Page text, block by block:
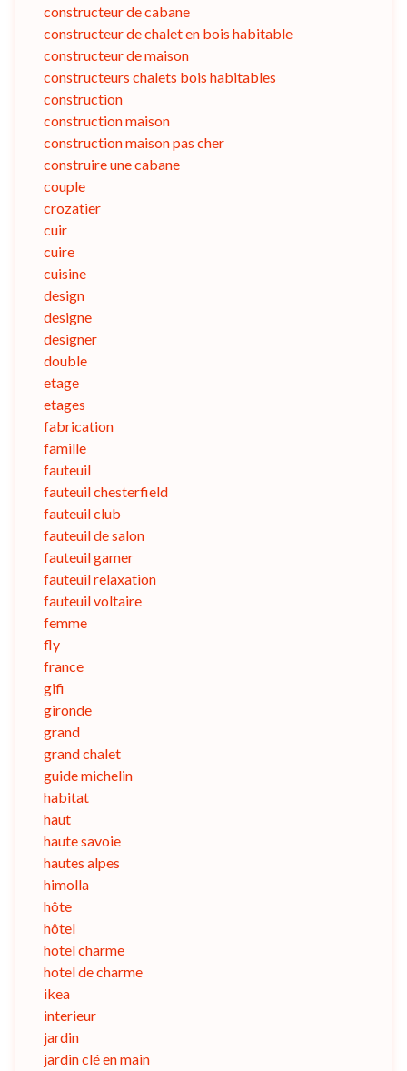
constructeur de cabane
constructeur de chalet en bois habitable
constructeur de maison
constructeurs chalets bois habitables
construction
construction maison
construction maison pas cher
construire une cabane
couple
crozatier
cuir
cuire
cuisine
design
designe
designer
double
etage
etages
fabrication
famille
fauteuil
fauteuil chesterfield
fauteuil club
fauteuil de salon
fauteuil gamer
fauteuil relaxation
fauteuil voltaire
femme
fly
france
gifi
gironde
grand
grand chalet
guide michelin
habitat
haut
haute savoie
hautes alpes
himolla
hôte
hôtel
hotel charme
hotel de charme
ikea
interieur
jardin
jardin clé en main